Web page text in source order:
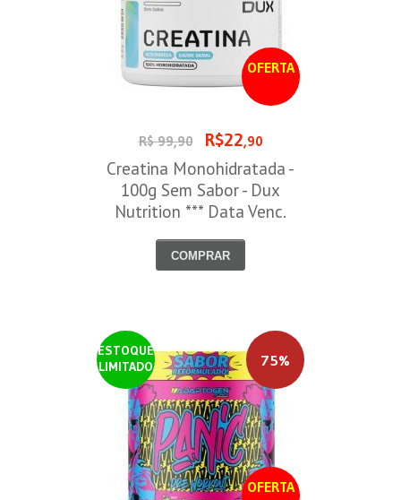
OFERTA
R$ 99,90 R$22,90
Creatina Monohidratada -
100g Sem Sabor - Dux
Nutrition *** Data Venc.
COMPRAR
ESTOQUE
LIMITADO
OFERTA
75%